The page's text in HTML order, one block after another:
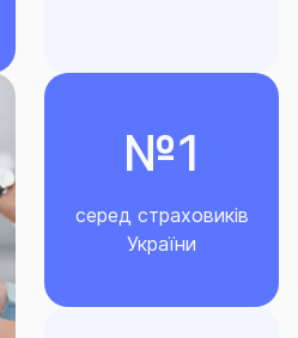
№1
серед страховиків
України